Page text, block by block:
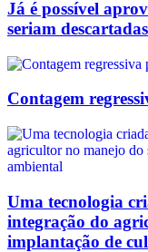
Já é possível
seriam
Contagem
Uma tecnologia
integração do
implantação de